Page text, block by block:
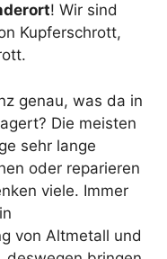
! Wir sind
Kupferschrott,
genau, was da in
Die meisten
sehr lange
oder reparieren
viele. Immer
von Altmetall und